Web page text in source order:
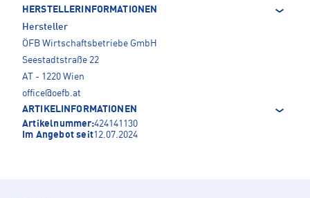
HERSTELLERINFORMATIONEN
Hersteller
ÖFB Wirtschaftsbetriebe GmbH
Seestadtstraße 22
AT - 1220 Wien
office@oefb.at
ARTIKELINFORMATIONEN
Artikelnummer:424141130
Im Angebot seit12.07.2024